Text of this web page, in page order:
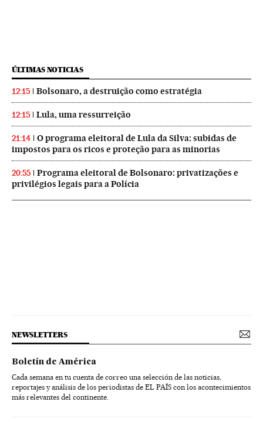
ÚLTIMAS NOTICIAS
12:15 Bolsonaro, a destruição como estratégia
12:15 Lula, uma ressurreição
21:14
O programa eleitoral de Lula da Silva: subidas de
impostos para os ricos e proteção para as minorias
20:55
Programa eleitoral de Bolsonaro: privatizações e
privilégios legais para a Polícia
NEWSLETTERS
Boletín de América
Cada semana en tu cuenta de correo una selección de las noticias,
reportajes y análisis de los periodistas de EL PAÍS con los acontecimientos
más relevantes del continente.